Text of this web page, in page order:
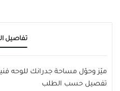
تفاصيل
ميّز وحوّل مساحة جدرانك للوحه
تفصيل حسب الطلب